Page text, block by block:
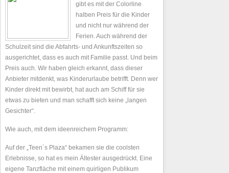
gibt es mit der Colorline
halben Preis für die Kinder
und nicht nur während der
Ferien. Auch während der
Schulzeit sind die Abfahrts- und Ankunftszeiten so
ausgerichtet, dass es auch mit Familie passt. Und beim
Preis auch. Wir haben gleich erkannt, dass dieser
Anbieter mitdenkt, was Kinderurlaube betrifft. Denn wer
Kinder direkt mit bewirbt, hat auch am Schiff für sie
etwas zu bieten und man schafft sich keine „langen
Gesichter“.
Wie auch, mit dem ideenreichem Programm:
Auf der „Teen´s Plaza“ bekamen sie die coolsten
Erlebnisse, so hat es mein Ältester ausgedrückt. Eine
eigene Tanzfläche mit einem quirligen Publikum